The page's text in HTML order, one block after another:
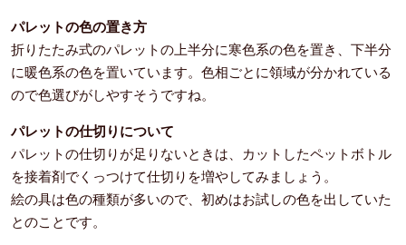
パレットの色の置き方
折りたたみ式のパレットの上半分に寒色系の色を置き、下半分
に暖色系の色を置いています。色相ごとに領域が分かれている
ので色選びがしやすそうですね。
パレットの仕切りについて
パレットの仕切りが足りないときは、カットしたペットボトル
を接着剤でくっつけて仕切りを増やしてみましょう。
絵の具は色の種類が多いので、初めはお試しの色を出していた
とのことです。